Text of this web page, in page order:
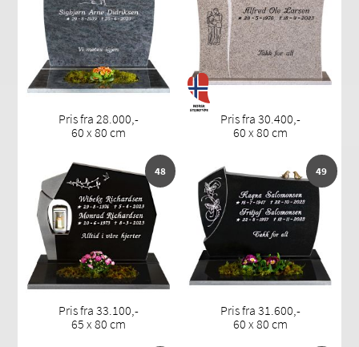
Pris fra 28.000,-
60 x 80 cm
Pris fra 30.400,-
60 x 80 cm
48
Pris fra 33.100,-
65 x 80 cm
49
Pris fra 31.600,-
60 x 80 cm